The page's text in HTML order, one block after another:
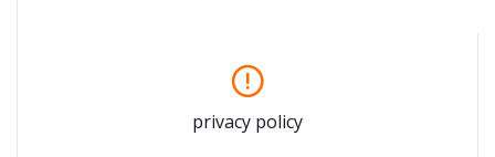
privacy policy